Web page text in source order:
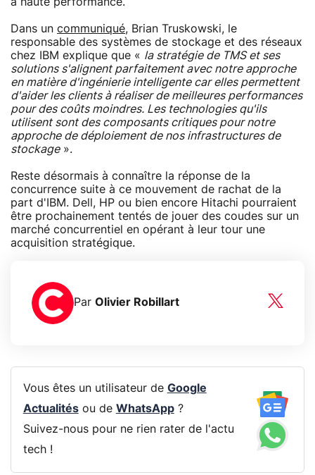
Dans un communiqué, Brian Truskowski, le
responsable des systèmes de stockage et des réseaux
chez IBM explique que « la stratégie de TMS et ses
solutions s'alignent parfaitement avec notre approche
en matière d'ingénierie intelligente car elles permettent
d'aider les clients à réaliser de meilleures performances
pour des coûts moindres. Les technologies qu'ils
utilisent sont des composants critiques pour notre
approche de déploiement de nos infrastructures de
stockage».
Reste désormais à connaître la réponse de la
concurrence suite à ce mouvement de rachat de la
part d'IBM. Dell, HP ou bien encore Hitachi pourraient
être prochainement tentés de jouer des coudes sur un
marché concurrentiel en opérant à leur tour une
acquisition stratégique.
Par Olivier Robillart
Vous êtes un utilisateur de Google
Actualitésou de WhatsApp?
Suivez-nous pour ne rien rater de l'actu
tech !